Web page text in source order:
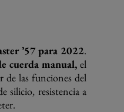
’57 para 2022.
cuerda manual,el
de las funciones del
silicio, resistencia a